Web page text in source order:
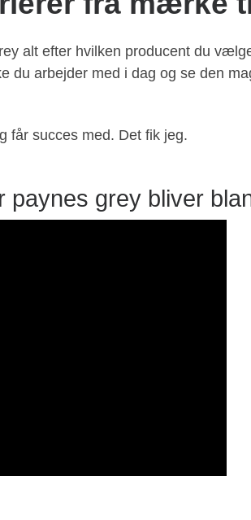
alt efter hvilken producent du
arbejder med i dag og se den
får succes med. Det fik jeg.
paynes grey bliver